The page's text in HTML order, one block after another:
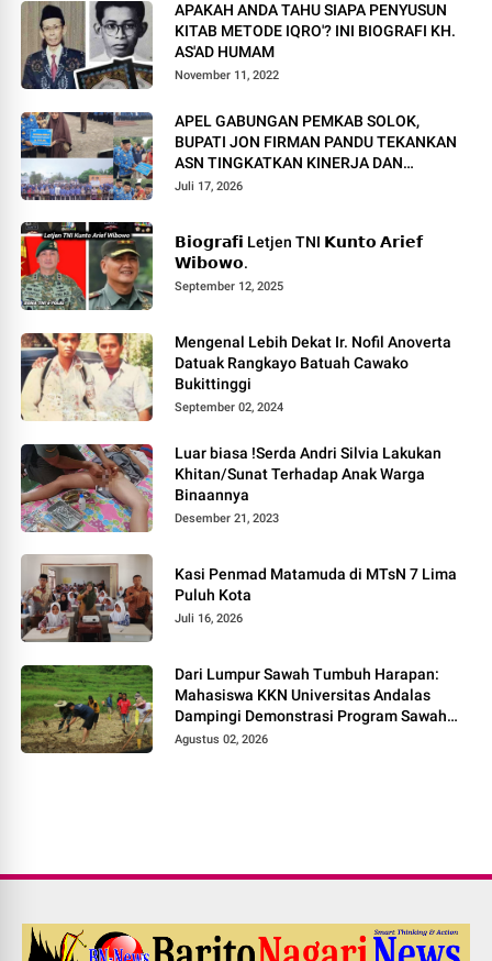
APAKAH ANDA TAHU SIAPA PENYUSUN
KITAB METODE IQRO'? INI BIOGRAFI KH.
AS'AD HUMAM
November 11, 2022
APEL GABUNGAN PEMKAB SOLOK,
BUPATI JON FIRMAN PANDU TEKANKAN
ASN TINGKATKAN KINERJA DAN
PELAYANAN MASYARAKAT.
Juli 17, 2026
𝗕𝗶𝗼𝗴𝗿𝗮𝗳𝗶 Letjen TNI 𝗞𝘂𝗻𝘁𝗼 𝗔𝗿𝗶𝗲𝗳
𝗪𝗶𝗯𝗼𝘄𝗼.
September 12, 2025
Mengenal Lebih Dekat Ir. Nofil Anoverta
Datuak Rangkayo Batuah Cawako
Bukittinggi
September 02, 2024
Luar biasa !Serda Andri Silvia Lakukan
Khitan/Sunat Terhadap Anak Warga
Binaannya
Desember 21, 2023
Kasi Penmad Matamuda di MTsN 7 Lima
Puluh Kota
Juli 16, 2026
Dari Lumpur Sawah Tumbuh Harapan:
Mahasiswa KKN Universitas Andalas
Dampingi Demonstrasi Program Sawah
Pokok Murah di Jorong Bayua
Agustus 02, 2026